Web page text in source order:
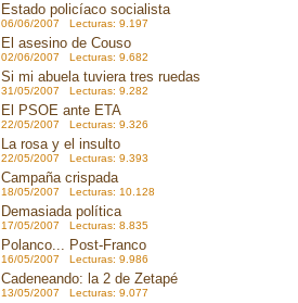
Estado policíaco socialista
06/06/2007 Lecturas: 9.197
El asesino de Couso
02/06/2007 Lecturas: 9.682
Si mi abuela tuviera tres ruedas
31/05/2007 Lecturas: 9.282
El PSOE ante ETA
22/05/2007 Lecturas: 9.326
La rosa y el insulto
22/05/2007 Lecturas: 9.393
Campaña crispada
18/05/2007 Lecturas: 10.128
Demasiada política
17/05/2007 Lecturas: 8.835
Polanco... Post-Franco
16/05/2007 Lecturas: 9.986
Cadeneando: la 2 de Zetapé
13/05/2007 Lecturas: 9.077